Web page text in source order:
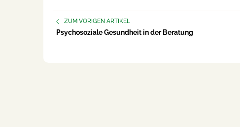
ZUM VORIGEN ARTIKEL
Psychosoziale Gesundheit in der Beratung